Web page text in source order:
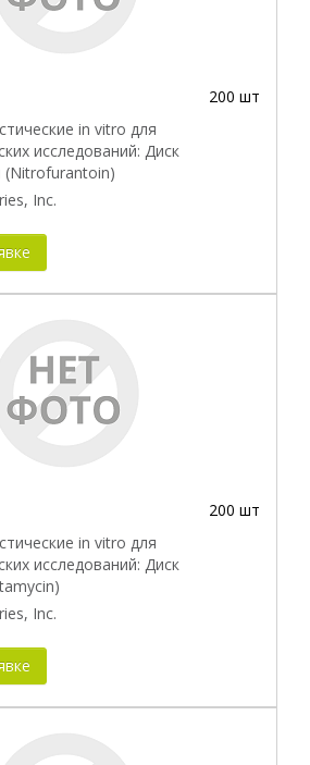
200 шт
in vitro для
исследований: Диск
Inc.
200 шт
in vitro для
исследований: Диск
Inc.